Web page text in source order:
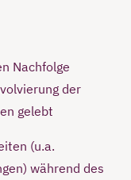
Nachfolge
der
gelebt
(u.a.
während des